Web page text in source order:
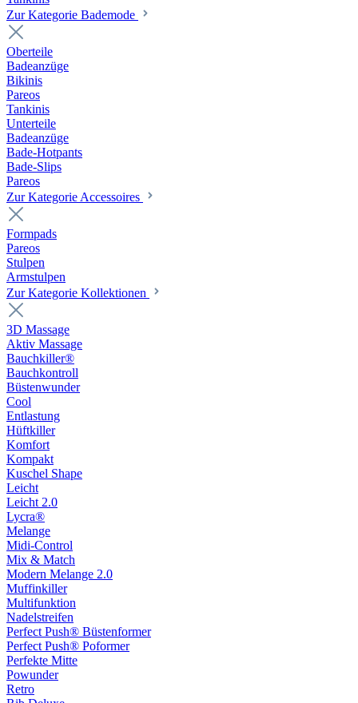
Zur Kategorie Bademode
Oberteile
Badeanzüge
Bikinis
Pareos
Tankinis
Unterteile
Badeanzüge
Bade-Hotpants
Bade-Slips
Pareos
Zur Kategorie Accessoires
Formpads
Pareos
Stulpen
Armstulpen
Zur Kategorie Kollektionen
3D Massage
Aktiv Massage
Bauchkiller®
Bauchkontroll
Büstenwunder
Cool
Entlastung
Hüftkiller
Komfort
Kompakt
Kuschel Shape
Leicht
Leicht 2.0
Lycra®
Melange
Midi-Control
Mix & Match
Modern Melange 2.0
Muffinkiller
Multifunktion
Nadelstreifen
Perfect Push® Büstenformer
Perfect Push® Poformer
Perfekte Mitte
Powunder
Retro